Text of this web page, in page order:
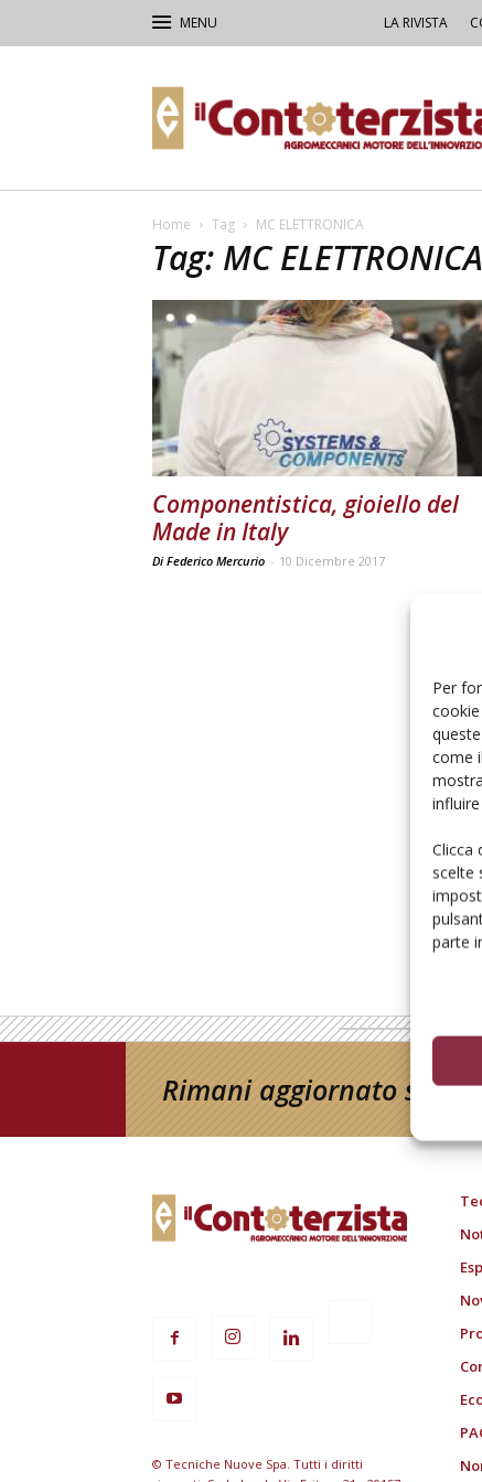
Per
come
Clicca
scelte
parte
LA RIVISTA
Contoterzista
Home Tag MC ELETTRONICA
Tag: MC ELETTRONICA
Componentistica, gioiello del
Made in Italy
Di Federico Mercurio - 10 Dicembre 2017
Rimani aggiornato sul
© Tecniche Nuove Spa. Tutti i diritti